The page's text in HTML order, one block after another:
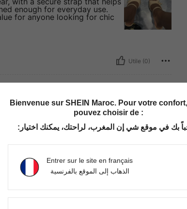
enough for everyday use.
for anyone looking for chic
Utile (0)
Utile (0)
Bienvenue sur SHEIN Maroc. Pour votre
pouvez choisir de :
بك في موقع شي إن المغرب، لراحتك، يمكنك اختيار:
Entrer sur le site en français
الذهاب إلى الموقع بالفرنسية